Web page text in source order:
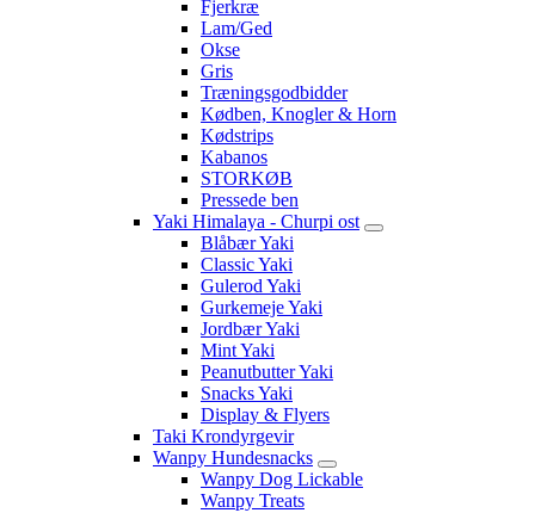
Fjerkræ
Lam/Ged
Okse
Gris
Træningsgodbidder
Kødben, Knogler & Horn
Kødstrips
Kabanos
STORKØB
Pressede ben
Yaki Himalaya - Churpi ost
Blåbær Yaki
Classic Yaki
Gulerod Yaki
Gurkemeje Yaki
Jordbær Yaki
Mint Yaki
Peanutbutter Yaki
Snacks Yaki
Display & Flyers
Taki Krondyrgevir
Wanpy Hundesnacks
Wanpy Dog Lickable
Wanpy Treats